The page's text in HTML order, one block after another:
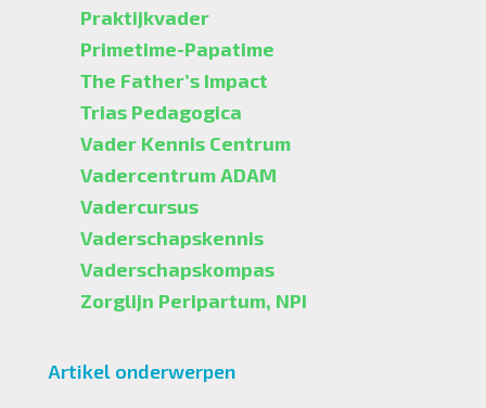
Praktijkvader
Primetime-Papatime
The Father’s Impact
Trias Pedagogica
Vader Kennis Centrum
Vadercentrum ADAM
Vadercursus
Vaderschapskennis
Vaderschapskompas
Zorglijn Peripartum, NPI
Artikel onderwerpen